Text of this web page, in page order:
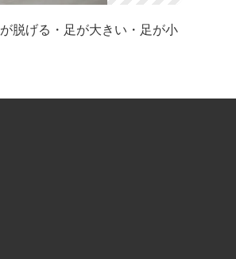
脱げる・足が大きい・足が小